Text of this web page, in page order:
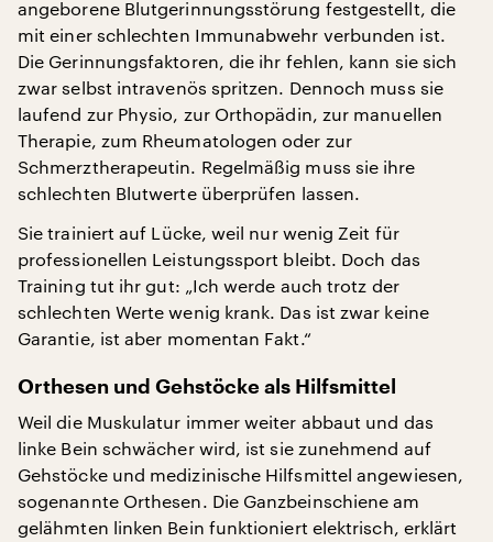
angeborene Blutgerinnungsstörung festgestellt, die
mit einer schlechten Immunabwehr verbunden ist.
Die Gerinnungsfaktoren, die ihr fehlen, kann sie sich
zwar selbst intravenös spritzen. Dennoch muss sie
laufend zur Physio, zur Orthopädin, zur manuellen
Therapie, zum Rheumatologen oder zur
Schmerztherapeutin. Regelmäßig muss sie ihre
schlechten Blutwerte überprüfen lassen.
Sie trainiert auf Lücke, weil nur wenig Zeit für
professionellen Leistungssport bleibt. Doch das
Training tut ihr gut: „Ich werde auch trotz der
schlechten Werte wenig krank. Das ist zwar keine
Garantie, ist aber momentan Fakt.“
Orthesen und Gehstöcke als Hilfsmittel
Weil die Muskulatur immer weiter abbaut und das
linke Bein schwächer wird, ist sie zunehmend auf
Gehstöcke und medizinische Hilfsmittel angewiesen,
sogenannte Orthesen. Die Ganzbeinschiene am
gelähmten linken Bein funktioniert elektrisch, erklärt